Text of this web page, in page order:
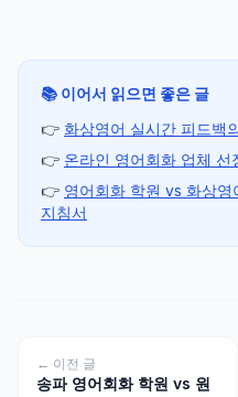
📚 이어서 읽으면 좋은 글
👉 화상영어 실시간 피드백
👉 온라인 영어회화 업체
👉 영어회화 학원 vs 화상
지침서
← 이전 글
송파 영어회화 학원 vs 원